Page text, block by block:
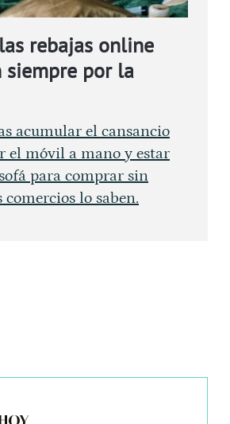
rebajas online
siempre por la
acumular el cansancio
el móvil a mano y estar
para comprar sin
comercios lo saben.